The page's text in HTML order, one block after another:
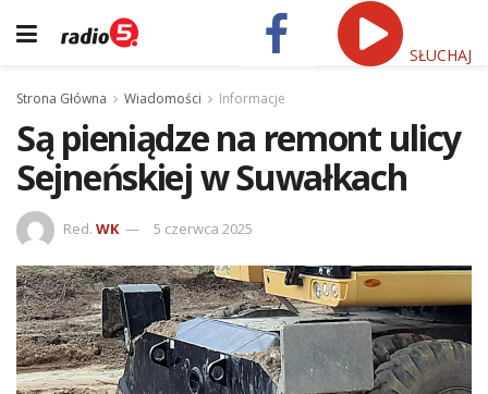
SŁUCHAJ
Strona Główna Wiadomości Informacje
Są pieniądze na remont ulicy
Sejneńskiej w Suwałkach
Red. WK 5 czerwca 2025